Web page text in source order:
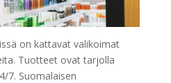
on kattavat valikoimat
Tuotteet ovat tarjolla
7. Suomalaisen